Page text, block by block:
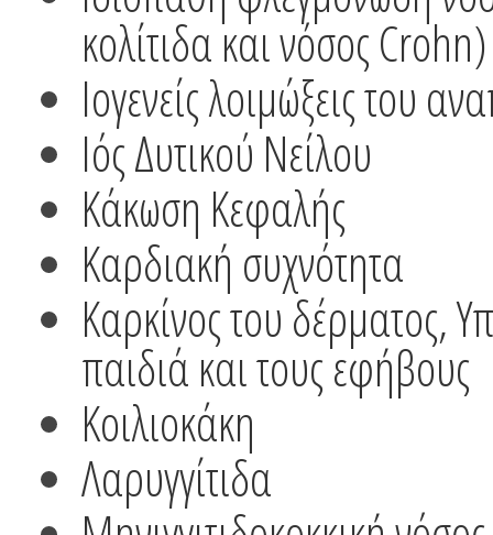
κολίτιδα και νόσος Crohn)
Ιογενείς λοιμώξεις του
Ιός Δυτικού Νείλου
Κάκωση Κεφαλής
Καρδιακή συχνότητα
Καρκίνος του δέρματος,
παιδιά και τους εφήβους
Κοιλιοκάκη
Λαρυγγίτιδα